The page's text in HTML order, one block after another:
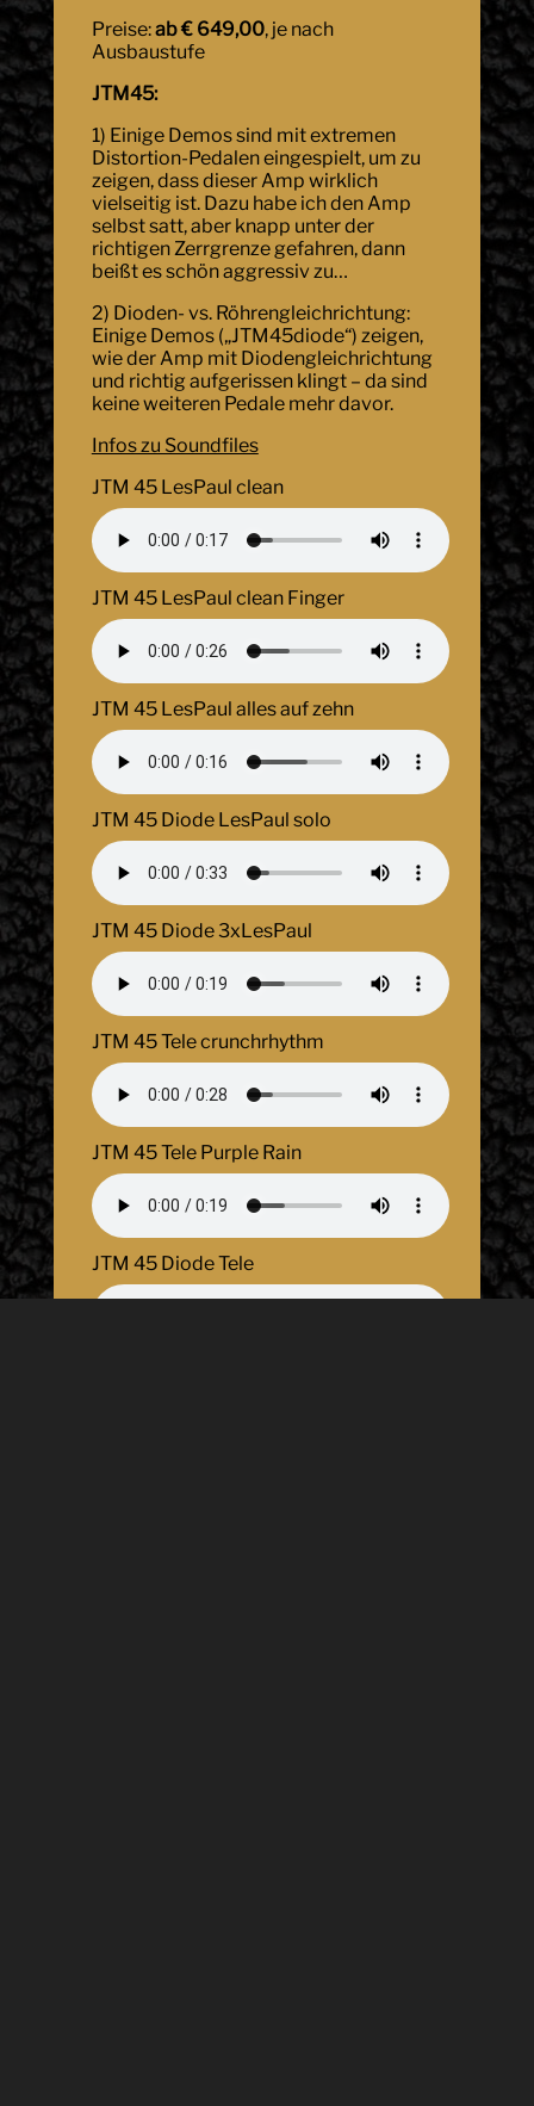
Preise:ab € 649,00, je nach
Ausbaustufe
JTM45:
1) Einige Demos sind mit extremen
Distortion-Pedalen eingespielt, um zu
zeigen, dass dieser Amp wirklich
vielseitig ist. Dazu habe ich den Amp
selbst satt, aber knapp unter der
richtigen Zerrgrenze gefahren, dann
beißt es schön aggressiv zu…
2) Dioden- vs. Röhrengleichrichtung:
Einige Demos („JTM45diode“) zeigen,
wie der Amp mit Diodengleichrichtung
und richtig aufgerissen klingt – da sind
keine weiteren Pedale mehr davor.
Infos zu Soundfiles
JTM 45 LesPaul clean
JTM 45 LesPaul clean Finger
JTM 45 LesPaul alles auf zehn
JTM 45 Diode LesPaul solo
JTM 45 Diode 3xLesPaul
JTM 45 Tele crunchrhythm
JTM 45 Tele Purple Rain
JTM 45 Diode Tele